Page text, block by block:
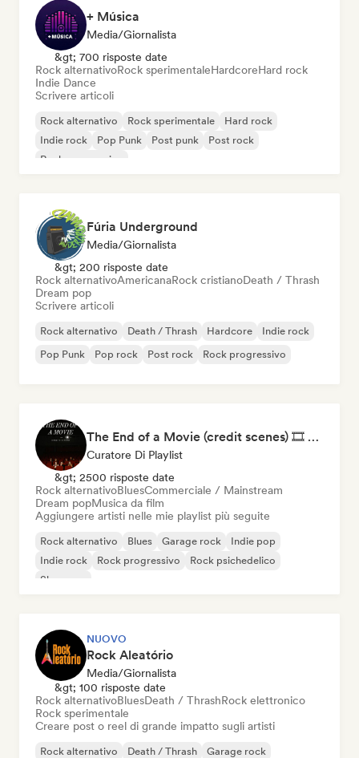
+ Música
Media/Giornalista
&gt; 700 risposte date
Rock alternativoRock sperimentaleHardcoreHard rock
Indie Dance
Scrivere articoli
Rock alternativo Rock sperimentale
Hard rock
Indie rock
Pop Punk Post punk
Post rock
Rock progressivo
Fúria Underground
Media/Giornalista
&gt; 200 risposte date
Rock alternativoAmericanaRock cristianoDeath / Thrash
Dream pop
Scrivere articoli
Rock alternativo Death / Thrash Hardcore
Indie rock
Pop Punk
Pop rock Post rock Rock progressivo
The End of a Movie (credit scenes) 🎞️ Cinematic Dream Pop & Bedroom Indie
Curatore Di Playlist
&gt; 2500 risposte date
Rock alternativoBluesCommerciale / Mainstream
Dream popMusica da film
Aggiungere artisti nelle mie playlist più seguite
Rock alternativo Blues Garage rock
Indie pop
Indie rock
Rock progressivo
Rock psichedelico
Shoegaze
NUOVO
Rock Aleatório
Media/Giornalista
&gt; 100 risposte date
Rock alternativoBluesDeath / ThrashRock elettronico
Rock sperimentale
Creare post o reel di grande impatto sugli artisti
Rock alternativo Death / Thrash Garage rock